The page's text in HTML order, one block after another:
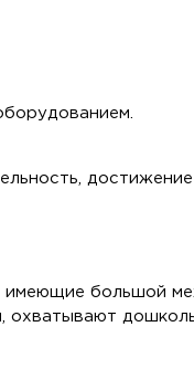
имеющие большой
охватывают